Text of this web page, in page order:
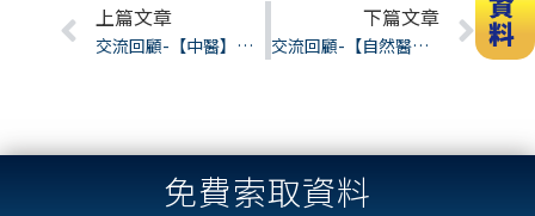
Prev
上篇文章
交流回顧-【中醫】中醫與芳療的基礎理論整合
下篇文章
交流回顧-【自然醫學】重金屬排毒與腎臟保養
免費索取資料